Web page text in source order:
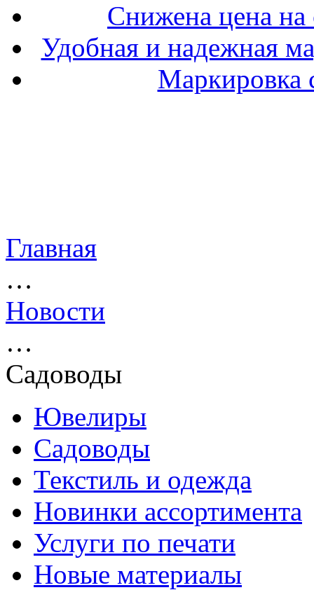
Снижена цена на
Удобная и надежная
Маркировка
Главная
…
Новости
…
Садоводы
Ювелиры
Садоводы
Текстиль и одежда
Новинки ассортимента
Услуги по печати
Новые материалы